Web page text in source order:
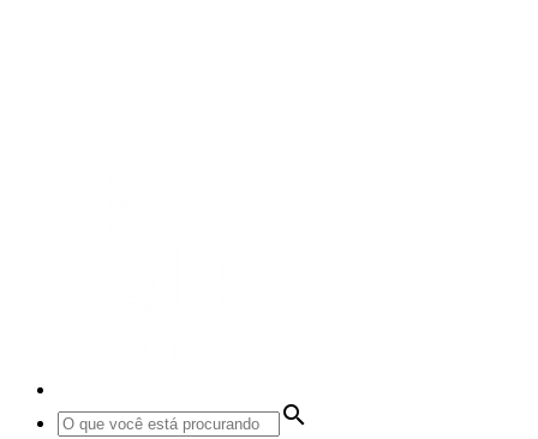
search